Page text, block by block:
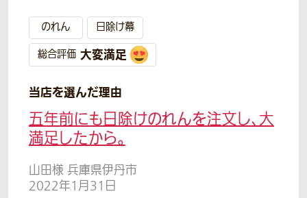
のれん
日除け幕
総合評価 大変満足
当店を選んだ理由
五年前にも日除けのれんを注文し、大
満足したから。
山田様 兵庫県伊丹市
2022年1月31日